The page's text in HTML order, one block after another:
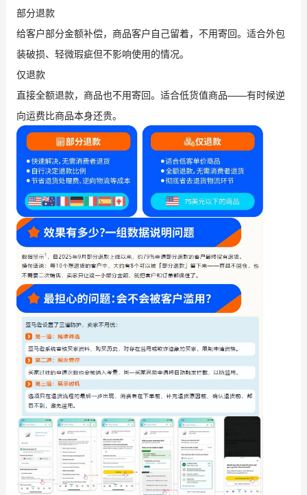
部分退款
给客户部分金额补偿，商品客户自己留着，不用寄回。适合外包
装破损、轻微瑕疵但不影响使用的情况。
仅退款
直接全额退款，商品也不用寄回。适合低货值商品——有时候逆
向运费比商品本身还贵。